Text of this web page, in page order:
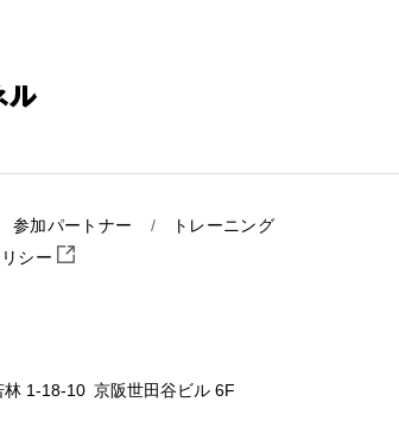
参加パートナー
トレーニング
シー
1-18-10 京阪世田谷ビル 6F